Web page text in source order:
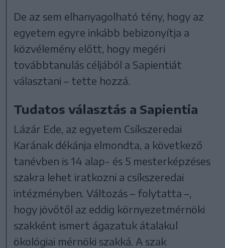
De az sem elhanyagolható tény, hogy az
egyetem egyre inkább bebizonyítja a
közvélemény előtt, hogy megéri
továbbtanulás céljából a Sapientiát
választani – tette hozzá.
Tudatos választás a Sapientia
Lázár Ede, az egyetem Csíkszeredai
Karának dékánja elmondta, a következő
tanévben is 14 alap- és 5 mesterképzéses
szakra lehet iratkozni a csíkszeredai
intézményben. Változás – folytatta –,
hogy jövőtől az eddig környezetmérnöki
szakként ismert ágazatuk átalakul
ökológiai mérnöki szakká. A szak